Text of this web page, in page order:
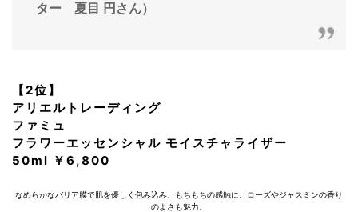
ター 夏目 円さん）
【2位】
アリエルトレーディング
ファミュ
フラワーエッセンシャル モイスチャライザー
50ml ￥6,800
なめらかなバリア膜で肌を優しく包み込み、もちもちの感触に。ローズやジャスミンの香り
のよさも魅力。